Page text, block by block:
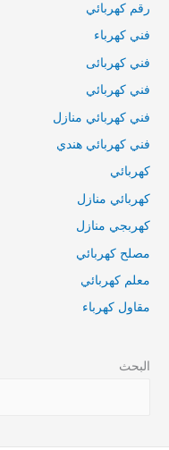
رقم كهربائي
فني كهرباء
فني كهربائى
فني كهربائي
فني كهربائي منازل
فني كهربائي هندي
كهربائي
كهربائي منازل
كهربجي منازل
مصلح كهربائي
معلم كهربائي
مقاول كهرباء
البحث